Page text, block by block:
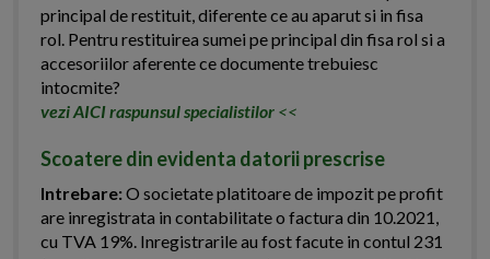
principal de restituit, diferente ce au aparut si in fisa
rol. Pentru restituirea sumei pe principal din fisa rol si a
accesoriilor aferente ce documente trebuiesc
intocmite?
vezi AICI raspunsul specialistilor <<
Scoatere din evidenta datorii prescrise
Intrebare:O societate platitoare de impozit pe profit
are inregistrata in contabilitate o factura din 10.2021,
cu TVA 19%. Inregistrarile au fost facute in contul 231